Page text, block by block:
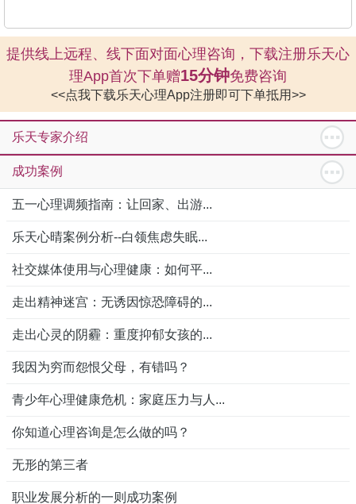
提供线上远程、线下面对面心理咨询，下载注册乐天心
理App首次下单赠15分钟免费咨询
<<点我下载乐天心理App注册即可下单抵用>>
乐天专家介绍
成功案例
五一心理调频指南：让回家、出游...
乐天心晴案例分析--白领焦虑失眠...
社交媒体使用与心理健康：如何平...
走出精神迷宫：无诱因惊恐障碍的...
走出心灵的阴霾：重度抑郁女孩的...
我因为穷而怨恨父母，有错吗？
青少年心理健康危机：家庭压力与人...
你知道心理咨询是怎么做的吗？
无形的第三者
职业发展分析的一则成功案例